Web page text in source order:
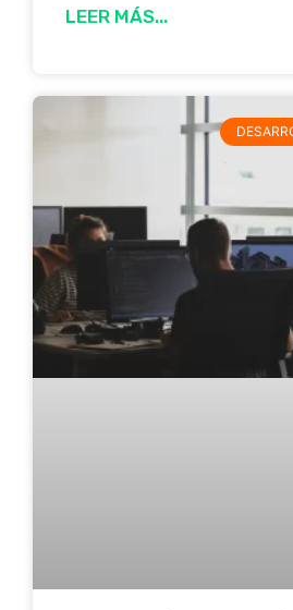
LEER MÁS...